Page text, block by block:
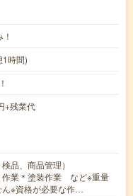
時間)
+残業代
品、商品管理）
作業＊塗装作業 など※重量
ん※資格が必要な作…